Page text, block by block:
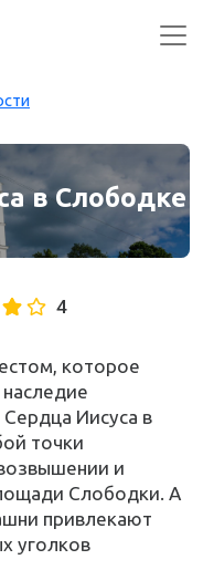
в Слободке
4
которое
Иисуса в
точки
и
Слободки. А
привлекают
уголков